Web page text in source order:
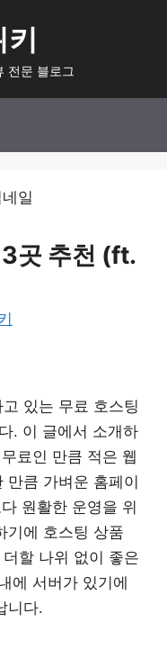
키
전문 블로그
곳 추천 (ft.
있는 무료 호스팅
. 이 글에서 소개하
료인 만큼 적은 웹
만큼 가벼운 홈페이
원활한 운영을 위
기에 호스팅 상품
할 나위 없이 좋은
에 서버가 있기에
니다.